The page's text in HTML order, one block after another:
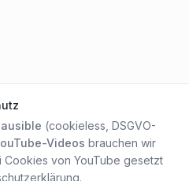
(cookieless, DSGVO-
Videos brauchen wir
von YouTube gesetzt
.